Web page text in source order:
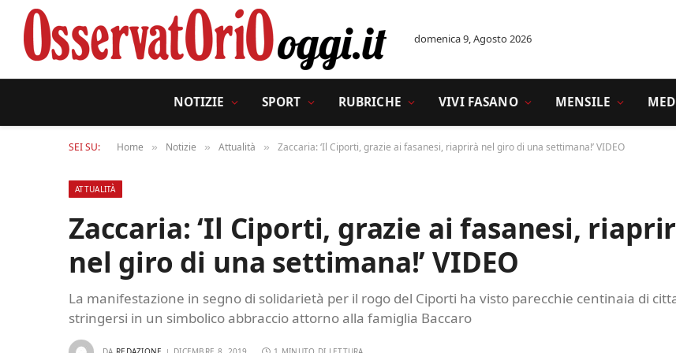
domenica 9, Agosto 2026
NOTIZIE SPORT RUBRICHE VIVI FASANO MENSILE
SEI SU: Home » Notizie » Attualità » Zaccaria: ‘Il Ciporti, grazie ai fasanesi, riaprirà nel giro di una settimana!’ VIDEO
ATTUALITÀ
Zaccaria: ‘Il Ciporti, grazie ai fasanesi,
nel giro di una settimana!’ VIDEO
La manifestazione in segno di solidarietà per il rogo del Ciporti ha visto parecchie centinaia di
stringersi in un simbolico abbraccio attorno alla famiglia Baccaro